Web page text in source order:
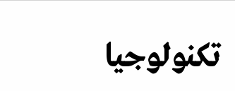
تكنولوجيا